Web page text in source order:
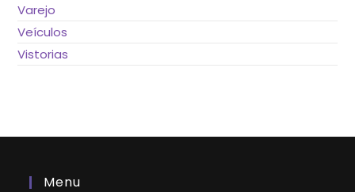
Varejo
Veículos
Vistorias
Menu